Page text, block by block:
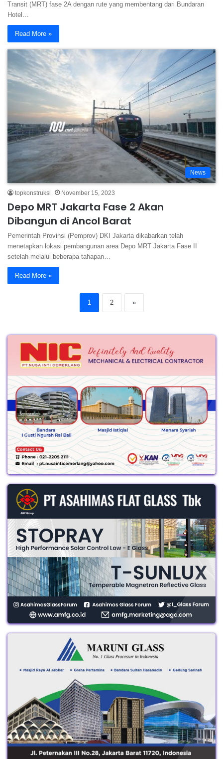
Transit (MRT) fase 2A dengan rute yang membentang dari Bundaran
Hotel…
Read More »
News
topkonstruksi November 15, 2023
Depo MRT Jakarta Fase 2 Akan
Dibangun di Ancol Barat
Pemerintah Provinsi (Pemprov) DKI Jakarta dikabarkan telah
menetapkan lokasi pembangunan area Depo MRT Jakarta Fase II
setelah melalui beberapa tahapan…
Read More »
1 2 »